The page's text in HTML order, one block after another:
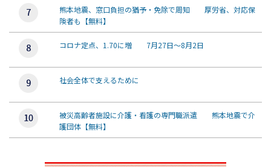
熊本地震、窓口負担の猶予・免除で周知 厚労省、対応保
険者も【無料】
コロナ定点、1.70に増 7月27日～8月2日
社会全体で支えるために
被災高齢者施設に介護・看護の専門職派遣 熊本地震で介
護団体【無料】